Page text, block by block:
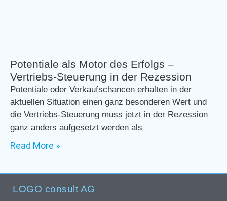
Potentiale als Motor des Erfolgs –
Vertriebs-Steuerung in der Rezession
Potentiale oder Verkaufschancen erhalten in der
aktuellen Situation einen ganz besonderen Wert und
die Vertriebs-Steuerung muss jetzt in der Rezession
ganz anders aufgesetzt werden als
Read More »
LOGO consult AG